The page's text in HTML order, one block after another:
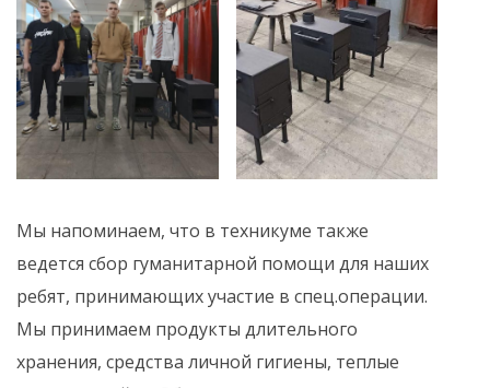
Мы напоминаем, что в техникуме также
ведется сбор гуманитарной помощи для наших
ребят, принимающих участие в спец.операции.
Мы принимаем продукты длительного
хранения, средства личной гигиены, теплые